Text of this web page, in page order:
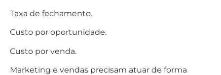
Taxa de fechamento.
Custo por oportunidade.
Custo por venda.
Marketing e vendas precisam atuar de forma